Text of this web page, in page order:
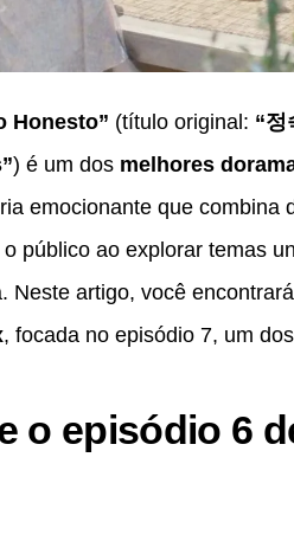
Honesto” (título original: “정
) é um dos melhores
emocionante que combina
público ao explorar temas
Neste artigo, você
, focada no episódio 7, um
o episódio 6